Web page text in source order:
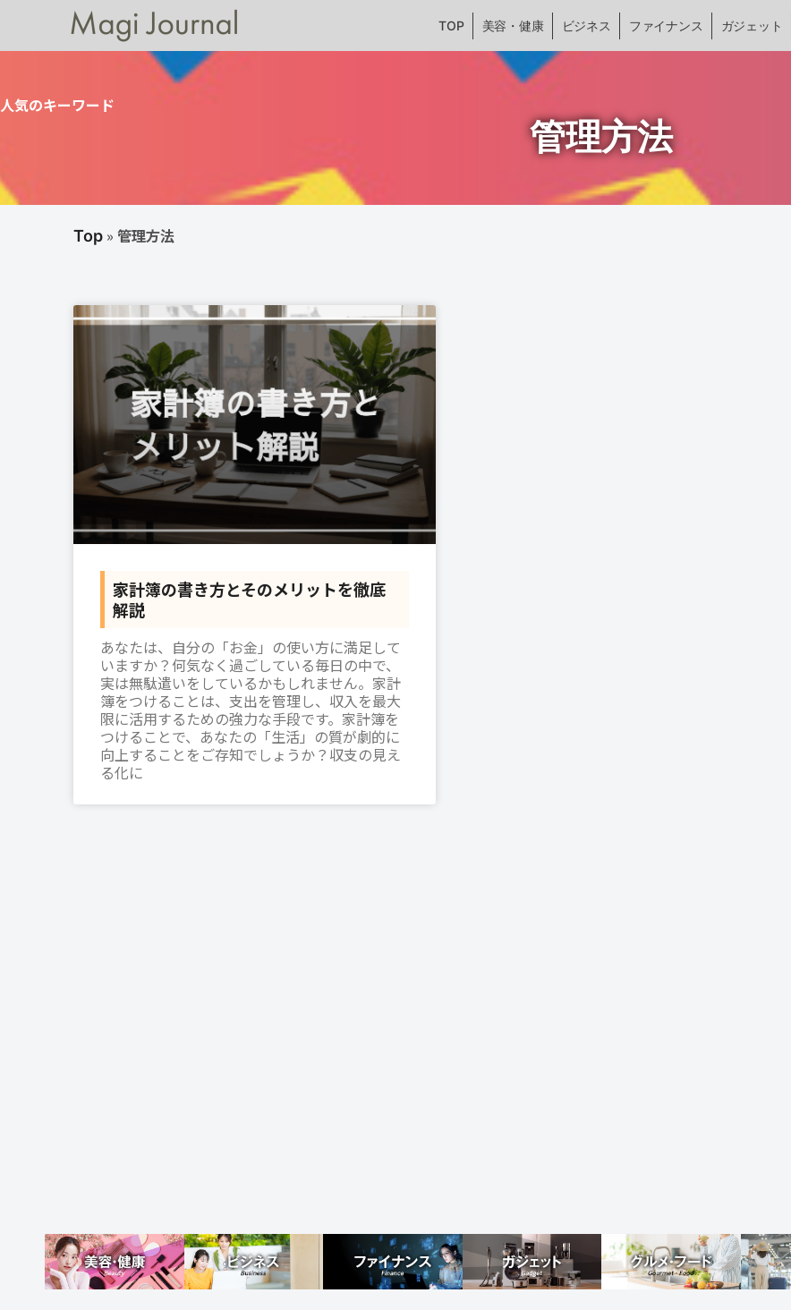
TOP 美容・健康 ビジネス ファイナンス ガジェット
人気のキーワード
管理方法
Top » 管理方法
家計簿の書き方とそのメリットを徹底
解説
あなたは、自分の「お金」の使い方に満足して
いますか？何気なく過ごしている毎日の中で、
実は無駄遣いをしているかもしれません。家計
簿をつけることは、支出を管理し、収入を最大
限に活用するための強力な手段です。家計簿を
つけることで、あなたの「生活」の質が劇的に
向上することをご存知でしょうか？収支の見え
る化に